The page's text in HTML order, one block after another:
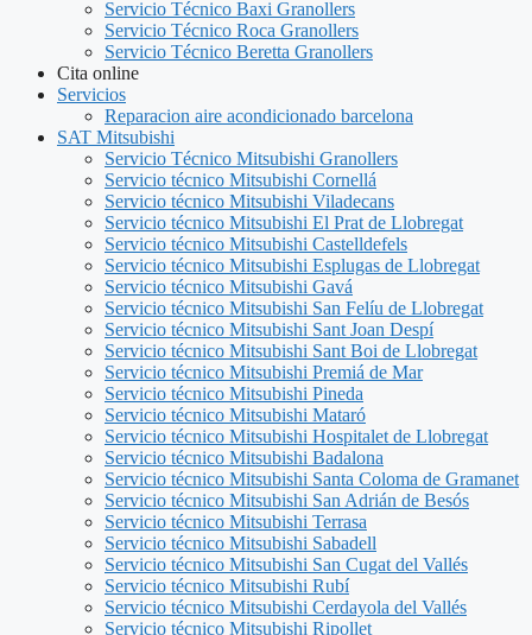
Servicio Técnico Baxi Granollers
Servicio Técnico Roca Granollers
Servicio Técnico Beretta Granollers
Cita online
Servicios
Reparacion aire acondicionado barcelona
SAT Mitsubishi
Servicio Técnico Mitsubishi Granollers
Servicio técnico Mitsubishi Cornellá
Servicio técnico Mitsubishi Viladecans
Servicio técnico Mitsubishi El Prat de Llobregat
Servicio técnico Mitsubishi Castelldefels
Servicio técnico Mitsubishi Esplugas de Llobregat
Servicio técnico Mitsubishi Gavá
Servicio técnico Mitsubishi San Felíu de Llobregat
Servicio técnico Mitsubishi Sant Joan Despí
Servicio técnico Mitsubishi Sant Boi de Llobregat
Servicio técnico Mitsubishi Premiá de Mar
Servicio técnico Mitsubishi Pineda
Servicio técnico Mitsubishi Mataró
Servicio técnico Mitsubishi Hospitalet de Llobregat
Servicio técnico Mitsubishi Badalona
Servicio técnico Mitsubishi Santa Coloma de Gramanet
Servicio técnico Mitsubishi San Adrián de Besós
Servicio técnico Mitsubishi Terrasa
Servicio técnico Mitsubishi Sabadell
Servicio técnico Mitsubishi San Cugat del Vallés
Servicio técnico Mitsubishi Rubí
Servicio técnico Mitsubishi Cerdayola del Vallés
Servicio técnico Mitsubishi Ripollet